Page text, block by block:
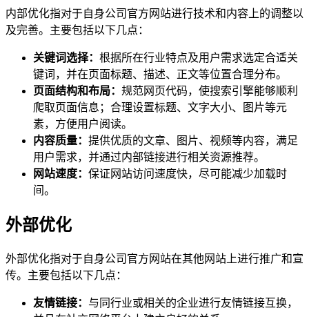
内部优化指对于自身公司官方网站进行技术和内容上的调整以
及完善。主要包括以下几点：
关键词选择： 根据所在行业特点及用户需求选定合适关
键词，并在页面标题、描述、正文等位置合理分布。
页面结构和布局： 规范网页代码，使搜索引擎能够顺利
爬取页面信息；合理设置标题、文字大小、图片等元
素，方便用户阅读。
内容质量： 提供优质的文章、图片、视频等内容，满足
用户需求，并通过内部链接进行相关资源推荐。
网站速度： 保证网站访问速度快，尽可能减少加载时
间。
外部优化
外部优化指对于自身公司官方网站在其他网站上进行推广和宣
传。主要包括以下几点：
友情链接： 与同行业或相关的企业进行友情链接互换，